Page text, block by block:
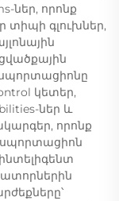
ներ, որոնք
տիպի գլուխներ,
կետեր,
ներ և
որոնք